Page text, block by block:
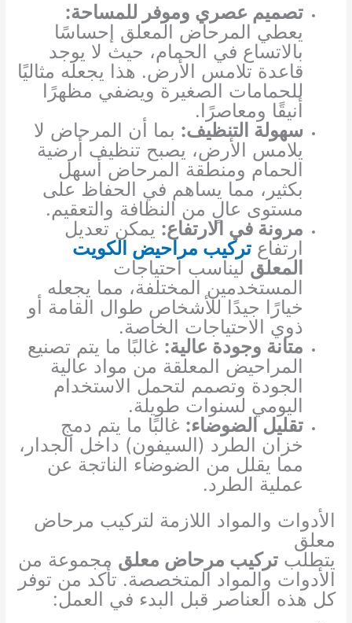
تصميم عصري وموفر للمساحة:
يعطي المرحاض المعلق إحساسًا
بالاتساع في الحمام، حيث لا يوجد
قاعدة تلامس الأرض. هذا يجعله مثاليًا
للحمامات الصغيرة ويضفي مظهرًا
أنيقًا ومعاصرًا.
سهولة التنظيف: بما أن المرحاض لا
يلامس الأرض، يصبح تنظيف أرضية
الحمام ومنطقة المرحاض أسهل
بكثير، مما يساهم في الحفاظ على
مستوى عالٍ من النظافة والتعقيم.
مرونة في الارتفاع: يمكن تعديل
ارتفاعتركيب مراحيض الكويت
المعلق ليناسب احتياجات
المستخدمين المختلفة، مما يجعله
خيارًا جيدًا للأشخاص طوال القامة أو
ذوي الاحتياجات الخاصة.
متانة وجودة عالية: غالبًا ما يتم تصنيع
المراحيض المعلقة من مواد عالية
الجودة وتصمم لتحمل الاستخدام
اليومي لسنوات طويلة.
تقليل الضوضاء: غالبًا ما يتم دمج
خزان الطرد (السيفون) داخل الجدار،
مما يقلل من الضوضاء الناتجة عن
عملية الطرد.
الأدوات والمواد اللازمة لتركيب مرحاض
معلق
يتطلبتركيب مرحاض معلق مجموعة من
الأدوات والمواد المتخصصة. تأكد من توفر
كل هذه العناصر قبل البدء في العمل: